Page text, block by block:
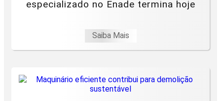
especializado no Enade termina hoje
Saiba Mais